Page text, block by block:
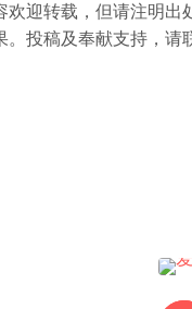
欢迎转载，但请注明
。投稿及奉献支持，请